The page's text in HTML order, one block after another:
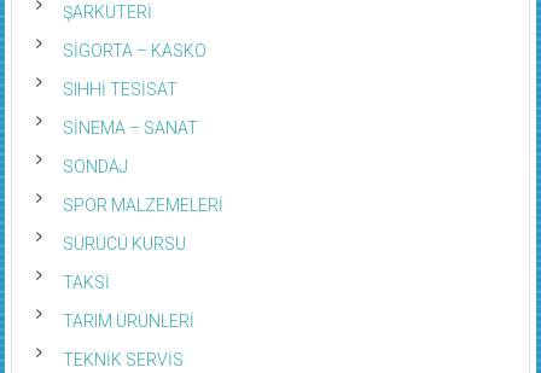
ŞARKÜTERİ
SİGORTA – KASKO
SIHHİ TESİSAT
SİNEMA – SANAT
SONDAJ
SPOR MALZEMELERİ
SÜRÜCÜ KURSU
TAKSİ
TARIM ÜRÜNLERİ
TEKNİK SERVİS